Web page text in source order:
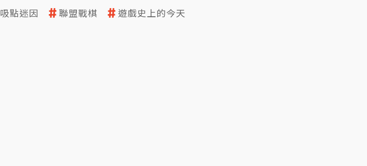
吸點迷因 聯盟戰棋 遊戲史上的今天